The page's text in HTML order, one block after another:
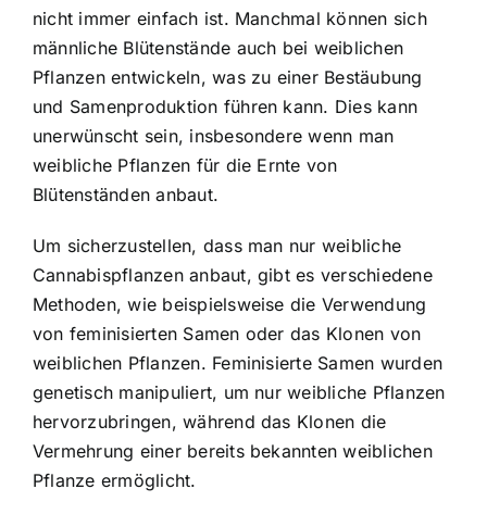
nicht immer einfach ist. Manchmal können sich
männliche Blütenstände auch bei weiblichen
Pflanzen entwickeln, was zu einer Bestäubung
und Samenproduktion führen kann. Dies kann
unerwünscht sein, insbesondere wenn man
weibliche Pflanzen für die Ernte von
Blütenständen anbaut.
Um sicherzustellen, dass man nur weibliche
Cannabispflanzen anbaut, gibt es verschiedene
Methoden, wie beispielsweise die Verwendung
von feminisierten Samen oder das Klonen von
weiblichen Pflanzen. Feminisierte Samen wurden
genetisch manipuliert, um nur weibliche Pflanzen
hervorzubringen, während das Klonen die
Vermehrung einer bereits bekannten weiblichen
Pflanze ermöglicht.